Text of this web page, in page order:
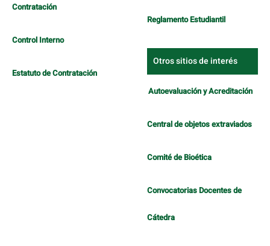
Contratación
Control Interno
Estatuto de Contratación
Reglamento Estudiantil
Otros sitios de interés
Autoevaluación y Acreditación
Central de objetos extraviados
Comité de Bioética
Convocatorias Docentes de
Cátedra